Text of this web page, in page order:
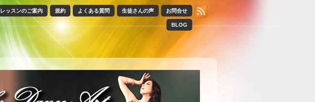
お問合せ
生徒さんの声
よくある質問
規約
レッスンのご案内
BLOG